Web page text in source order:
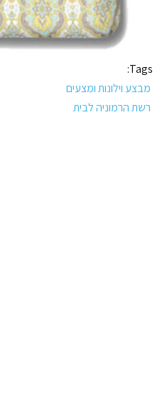
Tags:
מבצע וילונות ומצעים
רשת הרמוניה לבית